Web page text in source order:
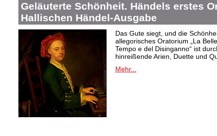
Geläuterte Schönheit. Händels erstes
Hallischen Händel-Ausgabe
Das Gute siegt, und die
allegorisches Oratorium „La
Tempo e del Disinganno“ ist
hinreißende Arien, Duette und
Mehr...